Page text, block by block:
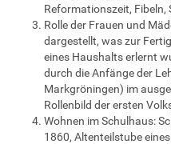
Reformationszeit, Fibeln,
Rolle der Frauen und
dargestellt, was zur
eines Haushalts erlernt
durch die Anfänge der
Markgröningen) im
Rollenbild der ersten
Wohnen im Schulhaus:
1860, Altenteilstube